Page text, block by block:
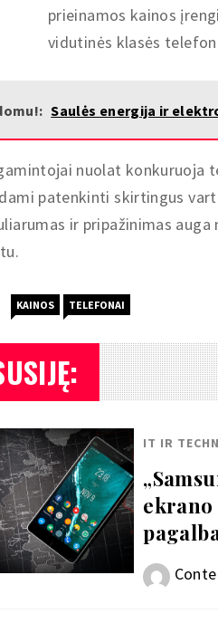
prieinamos kainos
vidutinės klasės
Saulės energija ir
nuolat konkuruoja
patenkinti skirtingus
ir pripažinimas
KAINOS TELEFONAI
IT IR
ekrano